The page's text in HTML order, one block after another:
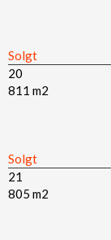
Solgt​
20
811 m2​
Solgt​
21
805 m2​